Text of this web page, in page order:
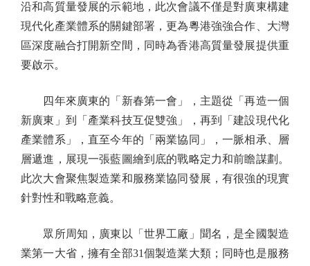
沿和高質量發展的示範地，此次會議不僅是對廣東構建
現代化產業體系的關鍵部署，更為粵港強強合作、大灣
區深度融合打開新空間，同時為香港高質量發展提供重
要啟示。
四年來廣東的「新春第一會」，主題從「再造一個
新廣東」到「產業科技互促雙強」，再到「建設現代化
產業體系」，直至今年的「兩業協同」，一脈相承、層
層遞進，展現一張藍圖繪到底的戰略定力和前瞻謀劃。
此次大會聚焦製造業和服務業協同發展，有很強的現實
針對性和戰略意義。
眾所周知，廣東以「世界工廠」聞名，是全國製造
業第一大省，擁有全部31個製造業大類；同時也是服務